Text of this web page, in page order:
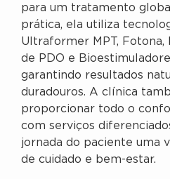
para um tratamento
prática, ela utiliza
Ultraformer MPT, Fotona,
de PDO e
garantindo resultados
duradouros. A clínica
proporcionar todo o
com serviços
jornada do paciente uma
de cuidado e bem-estar.